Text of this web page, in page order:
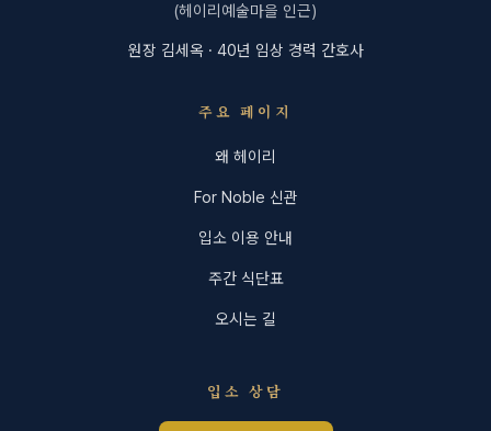
(헤이리예술마을 인근)
원장 김세옥 · 40년 임상 경력 간호사
주요 페이지
왜 헤이리
For Noble 신관
입소 이용 안내
주간 식단표
오시는 길
입소 상담